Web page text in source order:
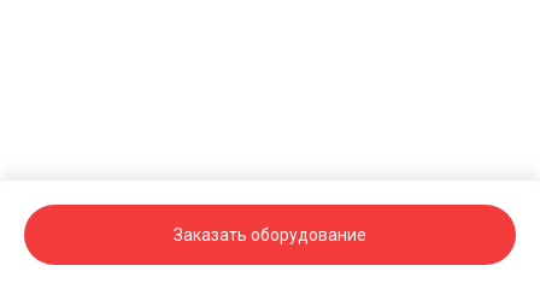
Заказать оборудование